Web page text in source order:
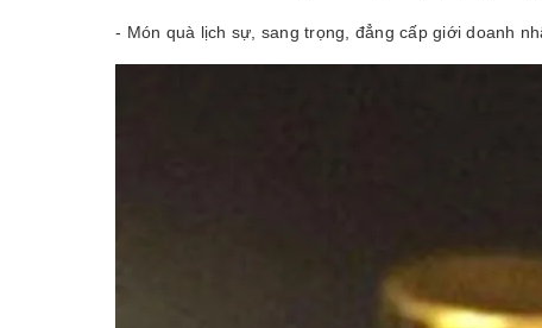
- Món quà lịch sự, sang trọng, đẳng cấp giới doanh